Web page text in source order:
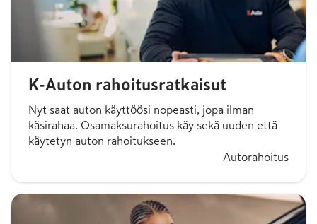
K-Auton rahoitusratkaisut
Nyt saat auton käyttöösi nopeasti, jopa ilman
käsirahaa. Osamaksurahoitus käy sekä uuden että
käytetyn auton rahoitukseen.
Autorahoitus